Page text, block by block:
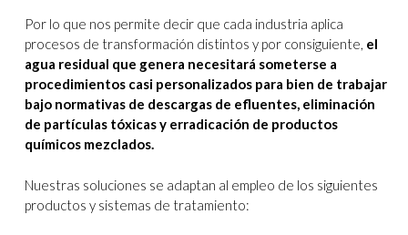
Por lo que nos permite decir que cada industria aplica
procesos de transformación distintos y por consiguiente, el
agua residual que genera necesitará someterse a
procedimientos casi personalizados para bien de trabajar
bajo normativas de descargas de efluentes, eliminación
de partículas tóxicas y erradicación de productos
químicos mezclados.
Nuestras soluciones se adaptan al empleo de los siguientes
productos y sistemas de tratamiento: